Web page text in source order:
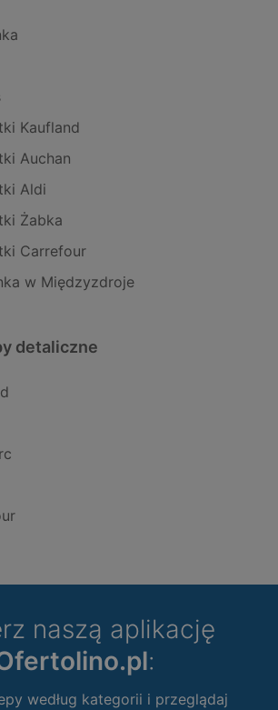
Kaufland
Auchan
Aldi
Żabka
Carrefour
w Międzyzdroje
detaliczne
naszą aplikację
:
według kategorii i przeglądaj